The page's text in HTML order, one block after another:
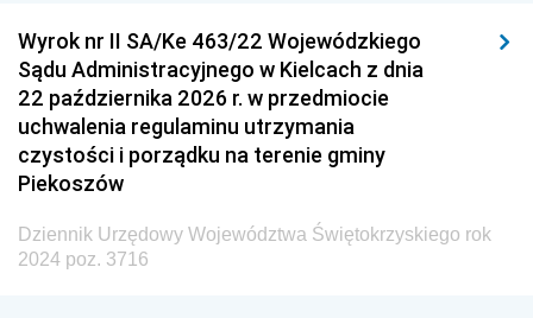
Wyrok nr II SA/Ke 463/22 Wojewódzkiego
Sądu Administracyjnego w Kielcach z dnia
22 października 2026 r. w przedmiocie
uchwalenia regulaminu utrzymania
czystości i porządku na terenie gminy
Piekoszów
Dziennik Urzędowy Województwa Świętokrzyskiego rok
2024 poz. 3716